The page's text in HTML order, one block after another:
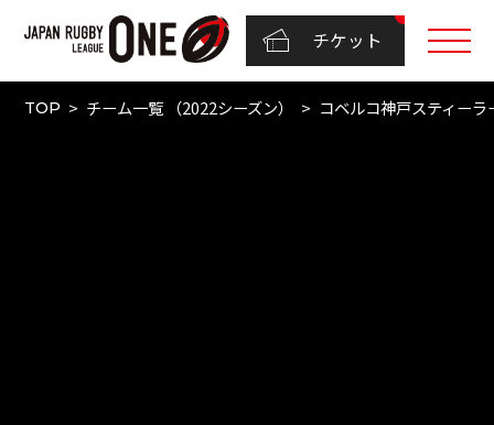
チケット
TOP チーム一覧 （2022シーズン） コベルコ神戸スティーラ